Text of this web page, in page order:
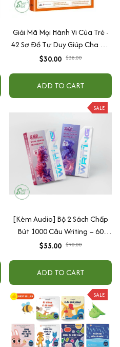
Giải Mã Mọi Hành Vi Của Trẻ -
42 Sơ Đồ Tư Duy Giúp Cha Mẹ
Thấu Hiểu Tâm Lý Và Hành Vi
$30.00 $38.00
ADD TO CART
SALE
[Kèm Audio] Bộ 2 Sách Chấp
Bút 1000 Câu Writing – 60
Ngày Gieo Trồng Tư Duy
$55.00 $90.00
ADD TO CART
SALE